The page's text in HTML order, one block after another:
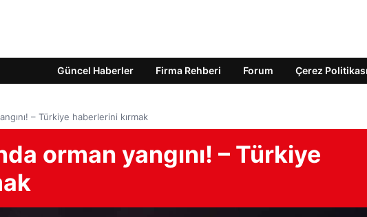
Güncel Haberler Firma Rehberi Forum Çerez Politikası
– Türkiye haberlerini kırmak
orman yangını! – Türkiye